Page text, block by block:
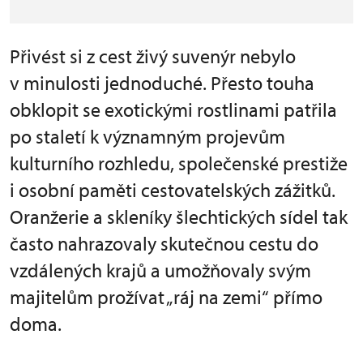
Přivést si z cest živý suvenýr nebylo
v minulosti jednoduché. Přesto touha
obklopit se exotickými rostlinami patřila
po staletí k významným projevům
kulturního rozhledu, společenské prestiže
i osobní paměti cestovatelských zážitků.
Oranžerie a skleníky šlechtických sídel tak
často nahrazovaly skutečnou cestu do
vzdálených krajů a umožňovaly svým
majitelům prožívat „ráj na zemi“ přímo
doma.